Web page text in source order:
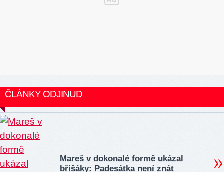
ČLÁNKY ODJINUD
Mareš v dokonalé formě ukázal
břišáky: Padesátka není znát